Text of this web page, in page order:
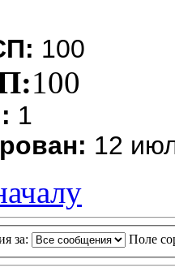
100
100
1
12
за: Поле